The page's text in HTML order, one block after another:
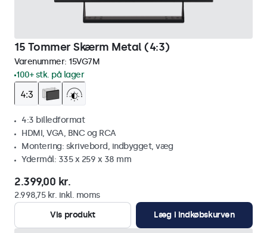
15 Tommer Skærm Metal (4:3)
Varenummer: 15VG7M
100+ stk. på lager
4:3 billedformat
HDMI, VGA, BNC og RCA
Montering: skrivebord, indbygget, væg
Ydermål: 335 x 259 x 38 mm
2.399,00 kr.
2.998,75 kr. inkl. moms
Vis produkt
Læg i indkøbskurven